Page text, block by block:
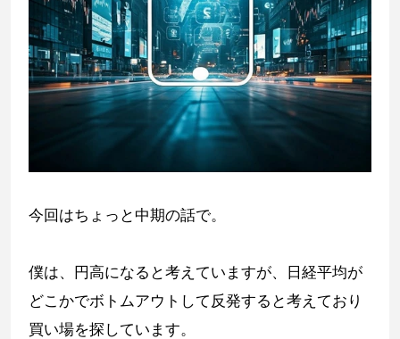
今回はちょっと中期の話で。
僕は、円高になると考えていますが、日経平均が
どこかでボトムアウトして反発すると考えており
買い場を探しています。